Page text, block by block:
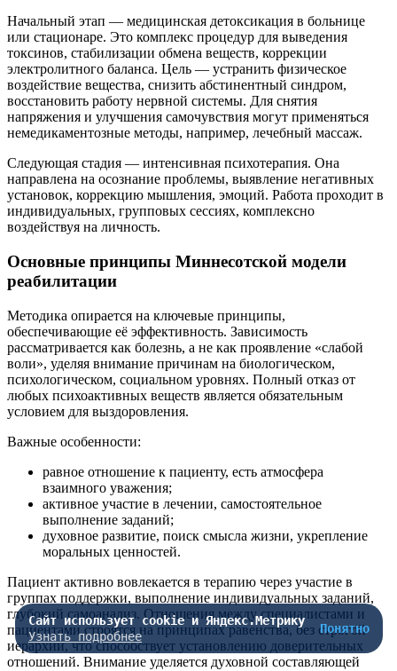
Начальный этап — медицинская детоксикация в больнице
или стационаре. Это комплекс процедур для выведения
токсинов, стабилизации обмена веществ, коррекции
электролитного баланса. Цель — устранить физическое
воздействие вещества, снизить абстинентный синдром,
восстановить работу нервной системы. Для снятия
напряжения и улучшения самочувствия могут применяться
немедикаментозные методы, например, лечебный массаж.
Следующая стадия — интенсивная психотерапия. Она
направлена на осознание проблемы, выявление негативных
установок, коррекцию мышления, эмоций. Работа проходит в
индивидуальных, групповых сессиях, комплексно
воздействуя на личность.
Основные принципы Миннесотской модели
реабилитации
Методика опирается на ключевые принципы,
обеспечивающие её эффективность. Зависимость
рассматривается как болезнь, а не как проявление «слабой
воли», уделяя внимание причинам на биологическом,
психологическом, социальном уровнях. Полный отказ от
любых психоактивных веществ является обязательным
условием для выздоровления.
Важные особенности:
равное отношение к пациенту, есть атмосфера
взаимного уважения;
активное участие в лечении, самостоятельное
выполнение заданий;
духовное развитие, поиск смысла жизни, укрепление
моральных ценностей.
Пациент активно вовлекается в терапию через участие в
группах поддержки, выполнение индивидуальных заданий,
глубокий самоанализ. Отношения между специалистами и
пациентами строятся на принципах равенства, без строгой
иерархии, что способствует установлению доверительных
отношений. Внимание уделяется духовной составляющей
Сайт использует cookie и Яндекс.Метрику
Узнать подробнее
Понятно